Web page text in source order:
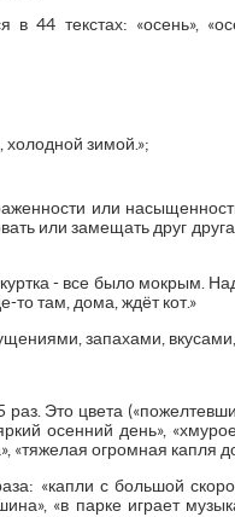
44 текстах: «осень»,
зимой.»;
или
или замещать друг
- все было мокрым.
то там, дома, ждёт кот.»
запахами,
Это цвета
осенний день»,
«тяжелая огромная капля
«капли с большой
«в парке играет